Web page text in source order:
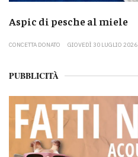
Aspic di pesche al miele
CONCETTA DONATO GIOVEDÌ 30 LUGLIO 2026
PUBBLICITÀ